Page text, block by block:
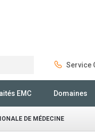
Service
EMC Domaines
DE MÉDECINE